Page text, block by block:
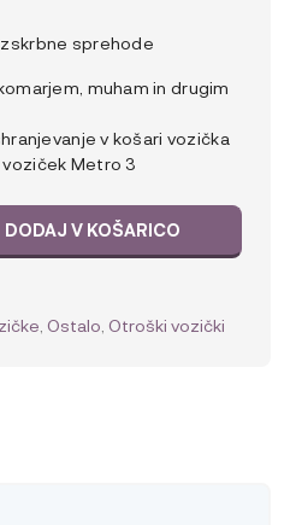
sprehode
muham in drugim
v košari vozička
Metro 3
DODAJ V KOŠARICO
Ostalo Otroški vozički